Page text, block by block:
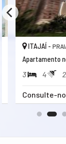
ITAJAÍ -
Apartamento
3 4 2
Consulte-